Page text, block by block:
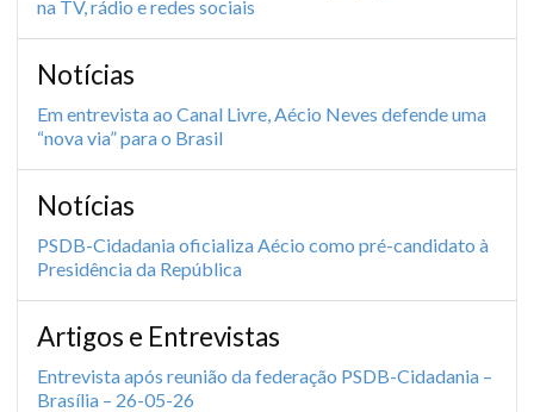
na TV, rádio e redes sociais
Notícias
Em entrevista ao Canal Livre, Aécio Neves defende uma
“nova via” para o Brasil
Notícias
PSDB-Cidadania oficializa Aécio como pré-candidato à
Presidência da República
Artigos e Entrevistas
Entrevista após reunião da federação PSDB-Cidadania –
Brasília – 26-05-26